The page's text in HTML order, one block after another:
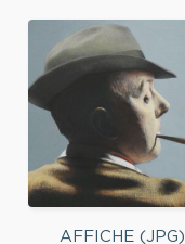
AFFICHE (JPG)